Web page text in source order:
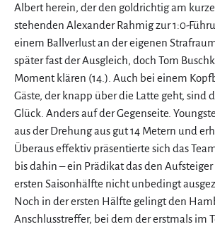
Albert herein, der den goldrichtig am
stehenden Alexander Rahmig zur 1:0-
einem Ballverlust an der eigenen
später fast der Ausgleich, doch Tom
Moment klären (14.). Auch bei einem
Gäste, der knapp über die Latte geht, sind
Glück. Anders auf der Gegenseite.
aus der Drehung aus gut 14 Metern und
Überaus effektiv präsentierte sich das
bis dahin – ein Prädikat das den
ersten Saisonhälfte nicht unbedingt
Noch in der ersten Hälfte gelingt den
Anschlusstreffer, bei dem der erstmals im